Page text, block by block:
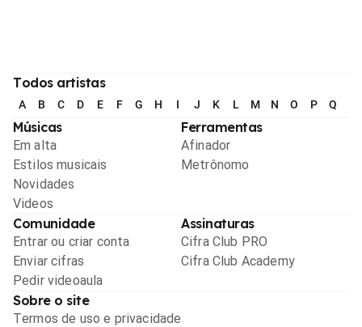
Todos artistas
A B C D E F G H I J K L M N O P Q
Músicas
Em alta
Estilos musicais
Novidades
Videos
Ferramentas
Afinador
Metrônomo
Comunidade
Entrar ou criar conta
Enviar cifras
Pedir videoaula
Assinaturas
Cifra Club PRO
Cifra Club Academy
Sobre o site
Termos de uso e privacidade